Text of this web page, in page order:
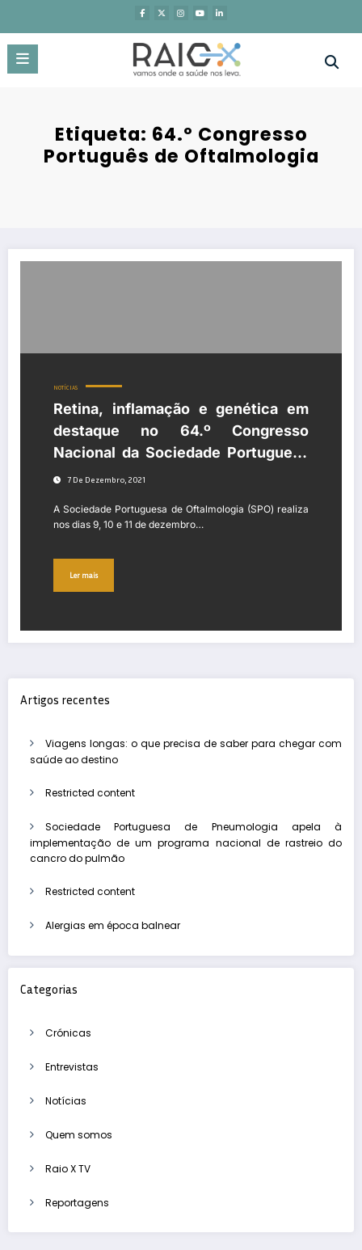
o
conteúdo
Etiqueta: 64.º Congresso
Português de Oftalmologia
NOTÍCIAS
Retina, inflamação e genética em
destaque no 64.º Congresso
Nacional da Sociedade Portuguesa
de Oftalmologia
7 De Dezembro, 2021
A Sociedade Portuguesa de Oftalmologia (SPO) realiza
nos dias 9, 10 e 11 de dezembro…
Ler mais
Artigos recentes
Viagens longas: o que precisa de saber para chegar com
saúde ao destino
Restricted content
Sociedade Portuguesa de Pneumologia apela à
implementação de um programa nacional de rastreio do
cancro do pulmão
Restricted content
Alergias em época balnear
Categorias
Crónicas
Entrevistas
Notícias
Quem somos
Raio X TV
Reportagens